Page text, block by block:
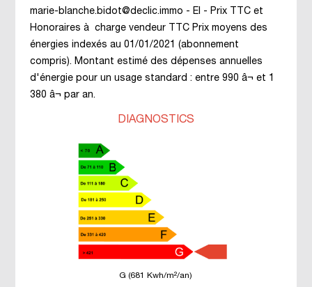
marie-blanche.bidot@declic.immo - EI - Prix TTC et
Honoraires à charge vendeur TTC Prix moyens des
énergies indexés au 01/01/2021 (abonnement
compris). Montant estimé des dépenses annuelles
d'énergie pour un usage standard : entre 990 â¬ et 1
380 â¬ par an.
DIAGNOSTICS
G (681 Kwh/m²/an)